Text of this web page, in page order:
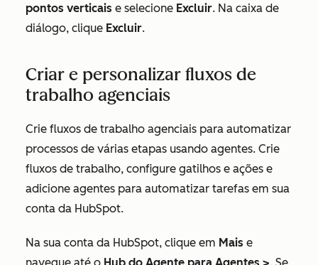
pontos verticais e selecione Excluir. Na caixa de
diálogo, clique Excluir.
Criar e personalizar fluxos de
trabalho agenciais
Crie fluxos de trabalho agenciais para automatizar
processos de várias etapas usando agentes. Crie
fluxos de trabalho, configure gatilhos e ações e
adicione agentes para automatizar tarefas em sua
conta da HubSpot.
Na sua conta da HubSpot, clique em Mais e